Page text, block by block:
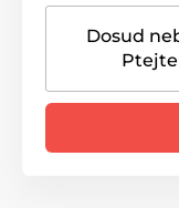
Dosud
Ptejte